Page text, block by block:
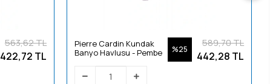
563,62 TL
422,72 TL
Pierre Cardin Kundak
Banyo Havlusu - Pembe
%25
589,70 TL
442,28 TL